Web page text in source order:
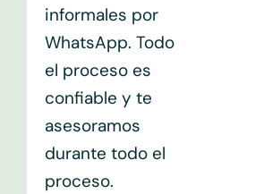
informales por
WhatsApp. Todo
el proceso es
confiable y te
asesoramos
durante todo el
proceso.